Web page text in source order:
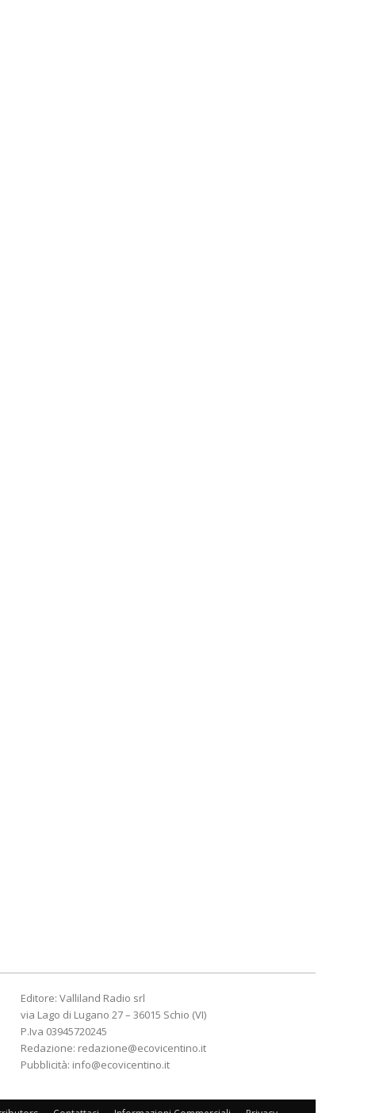
Editore: Valliland Radio srl
via Lago di Lugano 27 – 36015 Schio (VI)
P.Iva 03945720245
Redazione: redazione@ecovicentino.it
Pubblicità: info@ecovicentino.it